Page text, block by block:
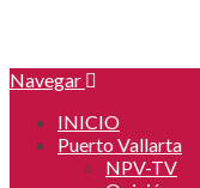
Navegar
INICIO
Puerto Vallarta
NPV-TV